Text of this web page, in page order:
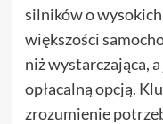
silników o wysokich
większości
niż wystarczająca,
opłacalną opcją.
zrozumienie